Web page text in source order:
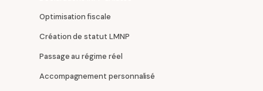
Optimisation fiscale
Création de statut LMNP
Passage au régime réel
Accompagnement personnalisé